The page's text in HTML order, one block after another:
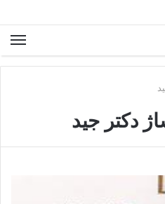
فلزی آلومینیومی دیجی کالا
دکتر جید